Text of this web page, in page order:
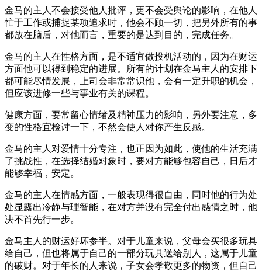
金马的主人不会接受他人批评，更不会受舆论的影响，在他人
忙于工作或捕捉某项追求时，他会不顾一切，把另外所有的事
都放在脑后，对他而言，重要的是达到目的，完成任务。
金马的主人在性格方面，是不适宜做投机活动的，因为在财运
方面他可以得到稳定的进展。所有的计划在金马主人的安排下
都可能尽情发展，上司会非常常识他，会有一定升职的机会，
但应该进修一些与事业有关的课程。
健康方面，要常留心情绪及精神压力的影响，另外要注意，多
变的性格宜检讨一下，不然会使人对你产生反感。
金马的主人对爱情十分专注，也正因为如此，使他的生活充满
了挑战性，在选择结婚对象时，要对方能够包容自己，日后才
能够幸福，安定。
金马的主人在情感方面，一般表现得很自由，同时他的行为处
处显露出冷静与理智能，在对方并没有完全付出感情之时，他
决不首先行一步。
金马主人的财运好坏参半。对于儿童来说，父母会买很多玩具
给自己，但也将属于自己的一部分玩具送给别人，这属于儿童
的破财。对于年长的人来说，子女会孝敬更多的物资，但自己